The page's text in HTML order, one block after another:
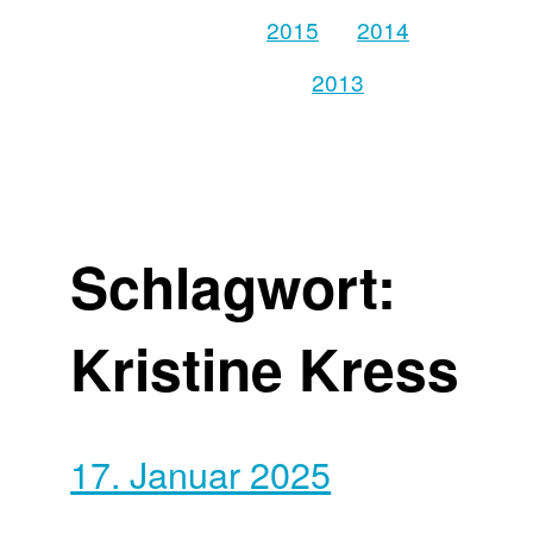
2015
2014
2013
Schlagwort:
Kristine Kress
17. Januar 2025